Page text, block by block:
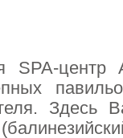
SPA-центр
Здесь